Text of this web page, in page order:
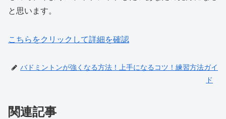
と思います。
こちらをクリックして詳細を確認
バドミントンが強くなる方法！上手になるコツ！練習方法ガイ
ド
関連記事